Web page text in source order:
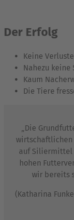
Der Erfolg
Keine Verluste
Nahezu
Kaum
Die Tiere
„Die
wirtschaftlichen
auf Siliermittel
hohen
wir bereits
(Katharina